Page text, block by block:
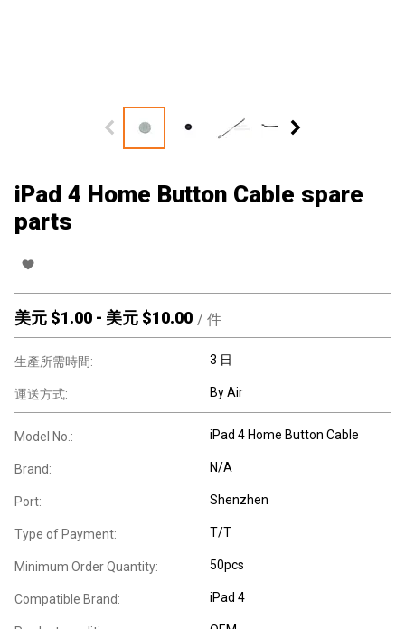
iPad 4 Home Button Cable spare
parts
美元 $1.00 - 美元 $10.00 / 件
生產所需時間: 3 日
運送方式: By Air
Model No.: iPad 4 Home Button Cable
Brand: N/A
Port: Shenzhen
Type of Payment: T/T
Minimum Order Quantity: 50pcs
Compatible Brand: iPad 4